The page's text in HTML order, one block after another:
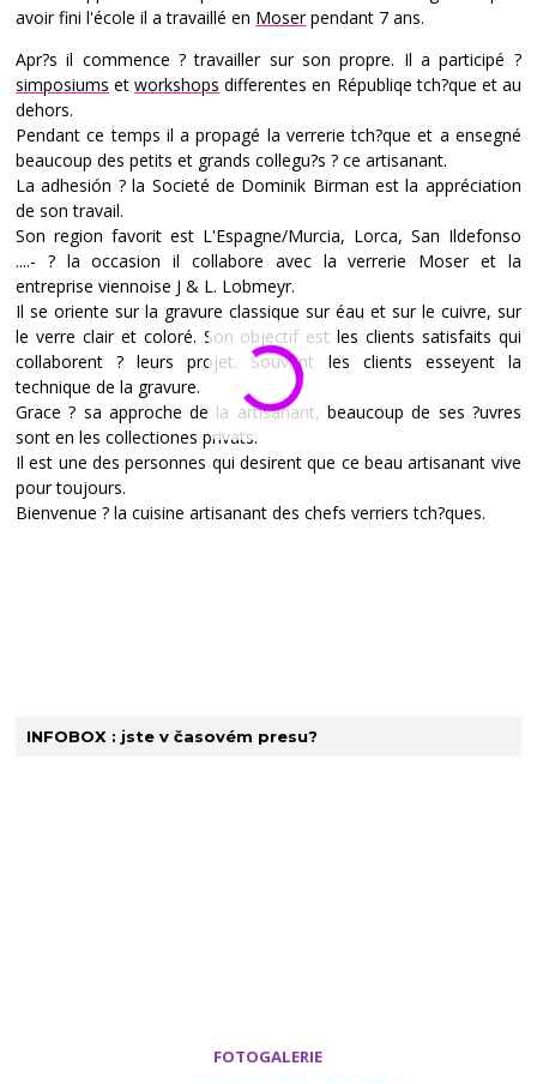
INFOBOX : jste v časovém presu?
FOTOGALERIE
avoir fini l'école il a travaillé en Moserpendant 7 ans.
Apr?s il commence ? travailler sur son propre. Il a participé ?
simposiums etworkshops differentes en Républiqe tch?que et au
dehors.
Pendant ce temps il a propagé la verrerie tch?que et a ensegné
beaucoup des petits et grands collegu?s ? ce artisanant.
La adhesión ? la Societé de Dominik Birman est la appréciation
de son travail.
Son region favorit est L'Espagne/Murcia, Lorca, San Ildefonso
....- ? la occasion il collabore avec la verrerie Moser et la
entreprise viennoise J & L. Lobmeyr.
Il se oriente sur la gravure classique sur éau et sur le cuivre, sur
le verre clair et coloré. Son objectif est les clients satisfaits qui
collaborent ? leurs projet. Souvant les clients esseyent la
technique de la gravure.
Grace ? sa approche de la artisanant, beaucoup de ses ?uvres
sont en les collectiones privats.
Il est une des personnes qui desirent que ce beau artisanant vive
pour toujours.
Bienvenue ? la cuisine artisanant des chefs verriers tch?ques.